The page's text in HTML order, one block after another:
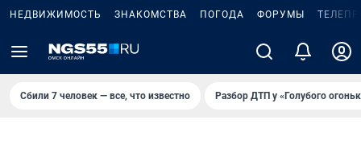
НЕДВИЖИМОСТЬ ЗНАКОМСТВА ПОГОДА ФОРУМЫ
Сбили 7 человек — все, что известно Разбор ДТП у «Голубого